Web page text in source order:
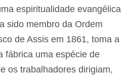
espiritualidade evangélica
sido membro da Ordem
de Assis em 1861, toma a
fábrica uma espécie de
os trabalhadores dirigiam,